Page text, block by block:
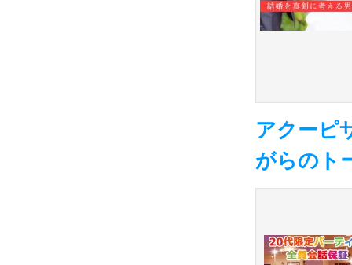
アクーピ
がらのト